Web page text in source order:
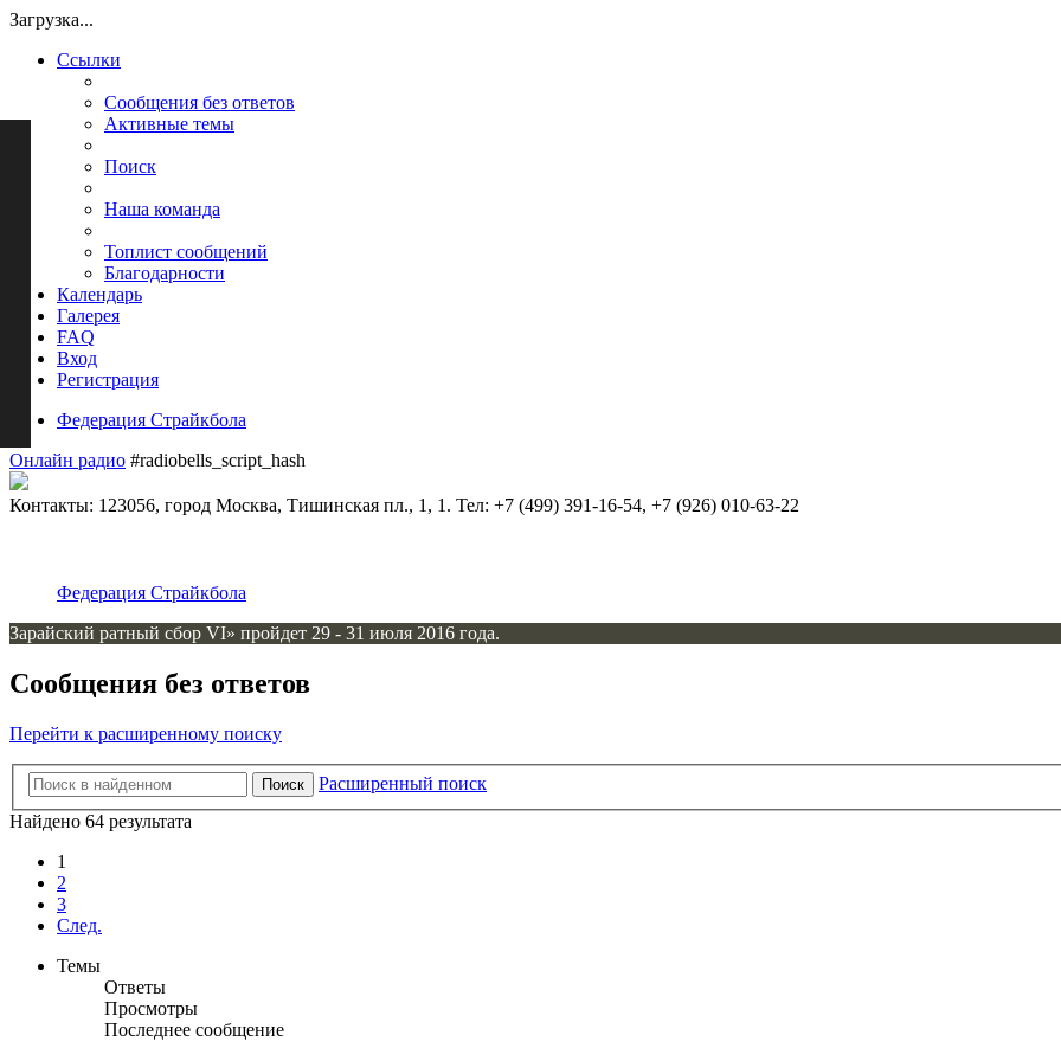
Загрузка...
Ссылки
Сообщения без ответов
Активные темы
Поиск
Наша команда
Топлист сообщений
Благодарности
Календарь
Галерея
FAQ
Вход
Регистрация
Федерация Страйкбола
Онлайн радио #radiobells_script_hash
Контакты: 123056, город Москва, Тишинская пл., 1, 1. Тел: +7 (499) 391-16-54, +7 (926) 010-63-22
Федерация Страйкбола
Зарайский ратный сбор VI» пройдет 29 - 31 июля 2016 года.
Сообщения без ответов
Перейти к расширенному поиску
Поиск
Расширенный поиск
Найдено 64 результата
1
2
3
След.
Темы
Ответы
Просмотры
Последнее сообщение